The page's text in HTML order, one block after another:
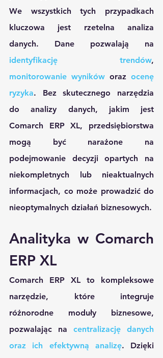
We wszystkich tych przypadkach
kluczowa jest rzetelna analiza
identyfikację trendów
monitorowanie wyników oraz ocenę
ryzyka. Bez skutecznego narzędzia
do analizy danych, jakim jest
Comarch ERP XL, przedsiębiorstwa
mogą być narażone na
podejmowanie decyzji opartych na
niekompletnych lub nieaktualnych
informacjach, co może prowadzić do
nieoptymalnych działań biznesowych.
Analityka w Comarch
ERP XL
Comarch ERP XL to kompleksowe
narzędzie, które integruje
różnorodne moduły biznesowe,
pozwalając na centralizację danych
oraz ich efektywną analizę. Dzięki